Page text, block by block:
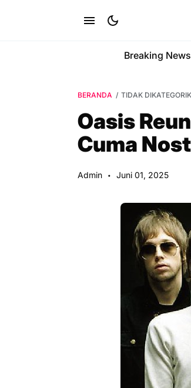
Breaking News
BERANDA TIDAK
Oasis
Cuma
Admin Juni 01, 2025